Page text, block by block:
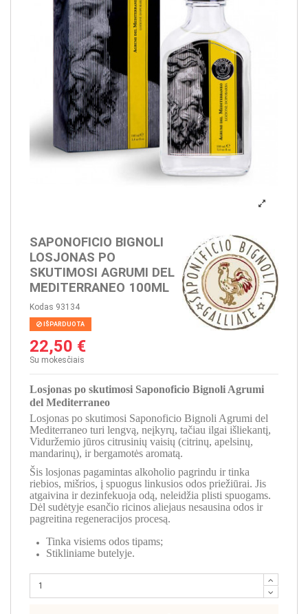
SAPONOFICIO BIGNOLI
LOSJONAS PO
SKUTIMOSI AGRUMI DEL
MEDITERRANEO 100ML
Kodas 93134
IŠPARDUOTA
22,50 €
Su mokesčiais
Losjonas po skutimosi Saponoficio Bignoli Agrumi
del Mediterraneo
Losjonas po skutimosi Saponoficio Bignoli Agrumi del
Mediterraneo turi lengvą, neįkyrų, tačiau ilgai išliekantį,
Viduržemio jūros citrusinių vaisių (citrinų, apelsinų,
mandarinų), ir bergamotės aromatą.
Šis losjonas pagamintas alkoholio pagrindu ir tinka
riebios, mišrios, į spuogus linkusios odos priežiūrai. Jis
atgaivina ir dezinfekuoja odą, neleidžia plisti spuogams.
Dėl sudėtyje esančio ricinos aliejaus nesausina odos ir
pagreitina regeneracijos procesą.
Tinka visiems odos tipams;
Stikliniame butelyje.